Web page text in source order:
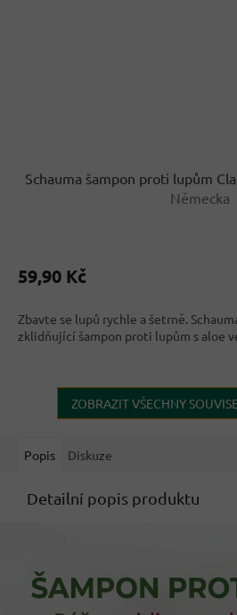
Schauma šampon proti lupům
Německa
59,90 Kč
Zbavte se lupů rychle a šetrně.
zklidňující šampon proti lupům s aloe
ZOBRAZIT VŠECHNY
Popis Diskuze
Detailní popis produktu